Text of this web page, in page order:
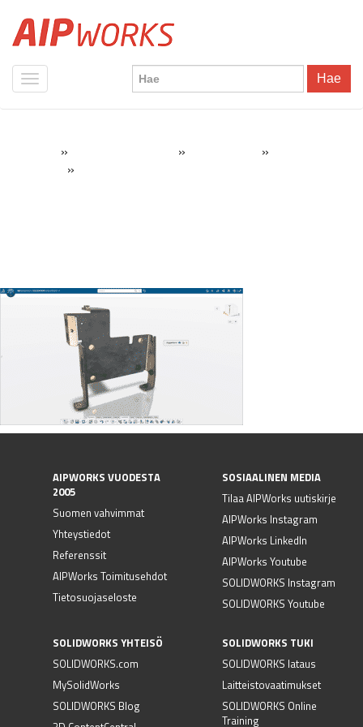
Hae
» » »
»
AIPWORKS VUODESTA
2005
Suomen vahvimmat
Yhteystiedot
Referenssit
AIPWorks Toimitusehdot
Tietosuojaseloste
SOSIAALINEN MEDIA
Tilaa AIPWorks uutiskirje
AIPWorks Instagram
AIPWorks LinkedIn
AIPWorks Youtube
SOLIDWORKS Instagram
SOLIDWORKS Youtube
SOLIDWORKS YHTEISÖ
SOLIDWORKS.com
MySolidWorks
SOLIDWORKS Blog
SOLIDWORKS TUKI
SOLIDWORKS lataus
Laitteistovaatimukset
SOLIDWORKS Online
Training